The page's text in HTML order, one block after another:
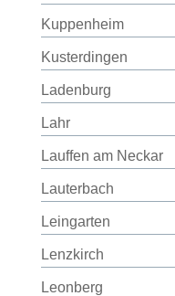
Kuppenheim
Kusterdingen
Ladenburg
Lahr
Lauffen am Neckar
Lauterbach
Leingarten
Lenzkirch
Leonberg